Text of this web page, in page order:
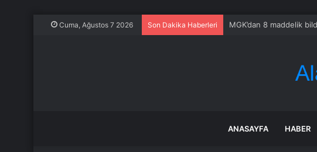
Cuma, Ağustos 7 2026 Son Dakika Haberleri Özel’den
ANASAYFA HABER